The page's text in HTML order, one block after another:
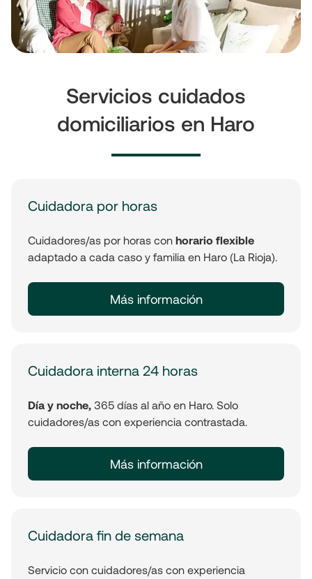
Servicios cuidados
domiciliarios en Haro
Cuidadora por horas
Cuidadores/as por horas con horario flexible
adaptado a cada caso y familia en Haro (La Rioja).
Más información
Cuidadora interna 24 horas
Día y noche, 365 días al año en Haro. Solo
cuidadores/as con experiencia contrastada.
Más información
Cuidadora fin de semana
Servicio con cuidadores/as con experiencia